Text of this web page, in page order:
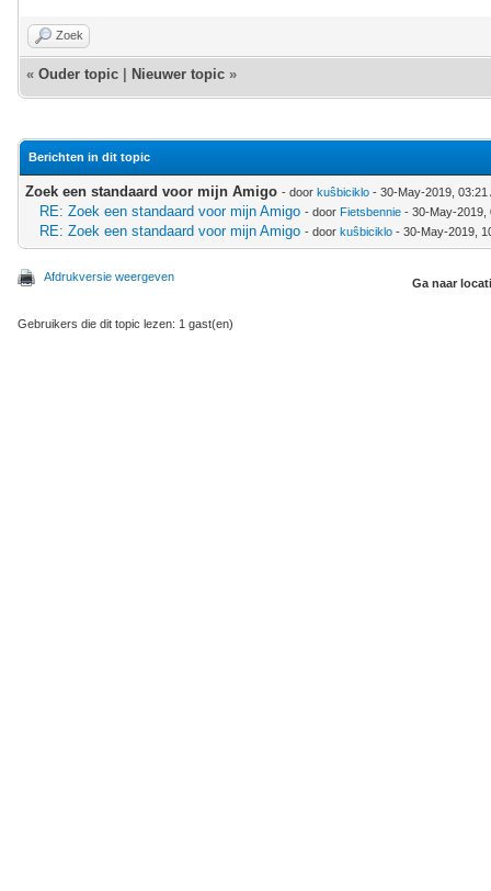
Zoek
« Ouder topic Nieuwer topic »
Berichten in dit topic
Zoek een standaard voor mijn Amigo - door kuŝbiciklo - 30-May-2019, 03:21
RE: Zoek een standaard voor mijn Amigo - door Fietsbennie - 30-May-2019,
RE: Zoek een standaard voor mijn Amigo - door kuŝbiciklo - 30-May-2019,
Afdrukversie weergeven Ga naar
Gebruikers die dit topic lezen: 1 gast(en)